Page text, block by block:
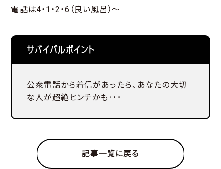
電話は4・1・2・6（良い風呂）～
サバイバルポイント
公衆電話から着信があったら、あなたの大切
な人が超絶ピンチかも･･･
記事一覧に戻る